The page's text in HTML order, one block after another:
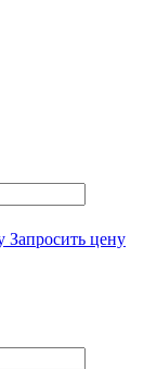
Запросить цену